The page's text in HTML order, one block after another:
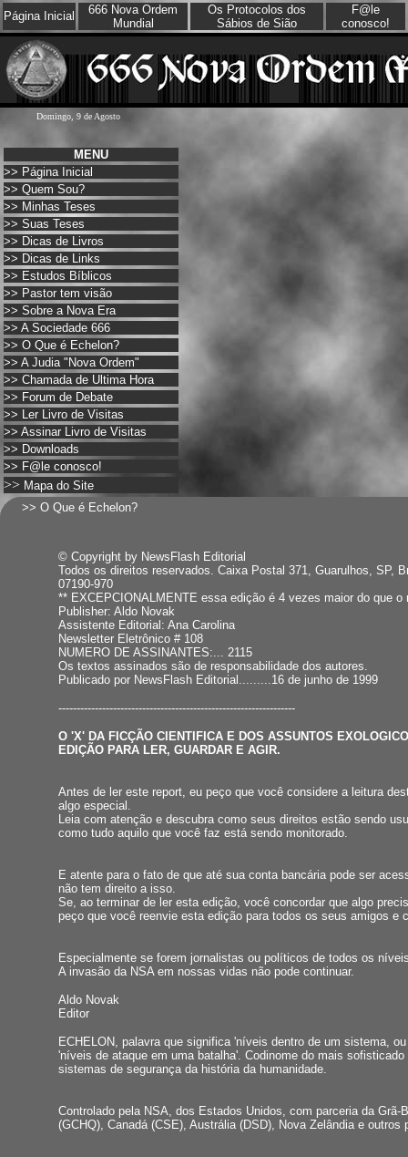
Página Inicial
666 Nova Ordem
Mundial
Os Protocolos dos
Sábios de Sião
F@le
conosco!
Domingo, 9 de Agosto
MENU
>> Página Inicial
>> Quem Sou?
>> Minhas Teses
>> Suas Teses
>> Dicas de Livros
>> Dicas de Links
>> Estudos Bíblicos
>> Pastor tem visão
>> Sobre a Nova Era
>> A Sociedade 666
>> O Que é Echelon?
>> A Judia "Nova Ordem"
>> Chamada de Ultima Hora
>> Forum de Debate
>> Ler Livro de Visitas
>> Assinar Livro de Visitas
>> Downloads
>> F@le conosco!
>> Mapa do Site
>> O Que é Echelon?
© Copyright by NewsFlash Editorial
Todos os direitos reservados. Caixa Postal 371, Guarulhos, SP,
07190-970
** EXCEPCIONALMENTE essa edição é 4 vezes maior do que o
Publisher: Aldo Novak
Assistente Editorial: Ana Carolina
Newsletter Eletrônico # 108
NUMERO DE ASSINANTES:... 2115
Os textos assinados são de responsabilidade dos autores.
Publicado por NewsFlash Editorial.........16 de junho de 1999
-----------------------------------------------------------------
O 'X' DA FICÇÃO CIENTIFICA E DOS ASSUNTOS
EDIÇÃO PARA LER, GUARDAR E AGIR.
Antes de ler este report, eu peço que você considere a leitura
algo especial.
Leia com atenção e descubra como seus direitos estão sendo
como tudo aquilo que você faz está sendo monitorado.
E atente para o fato de que até sua conta bancária pode ser
não tem direito a isso.
Se, ao terminar de ler esta edição, você concordar que algo
peço que você reenvie esta edição para todos os seus amigos e
Especialmente se forem jornalistas ou políticos de todos os
A invasão da NSA em nossas vidas não pode continuar.
Aldo Novak
Editor
ECHELON, palavra que significa 'níveis dentro de um sistema,
'níveis de ataque em uma batalha'. Codinome do mais sofisticado
sistemas de segurança da história da humanidade.
Controlado pela NSA, dos Estados Unidos, com parceria da Grã-
(GCHQ), Canadá (CSE), Austrália (DSD), Nova Zelândia e outros